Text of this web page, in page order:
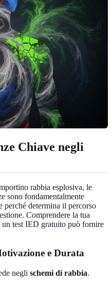
Chiave negli
rabbia esplosiva, le
sono fondamentalmente
perché determina il percorso
Comprendere la tua
un test IED gratuito può fornire
e Durata
negli schemi di rabbia.